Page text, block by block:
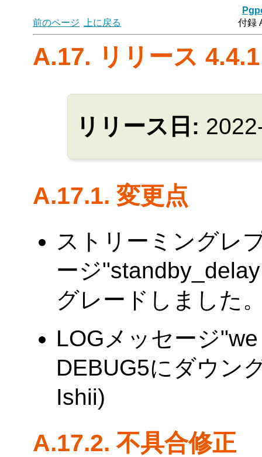
前のページ
上に戻る 付録
A.17. リリース 4.4.1
リリース日:
A.17.1. 変更点
ストリーミングレ
ージ
グレードしました
LOGメッセージ
DEBUG5にダウン
Ishii)
A.17.2. 不具合修正